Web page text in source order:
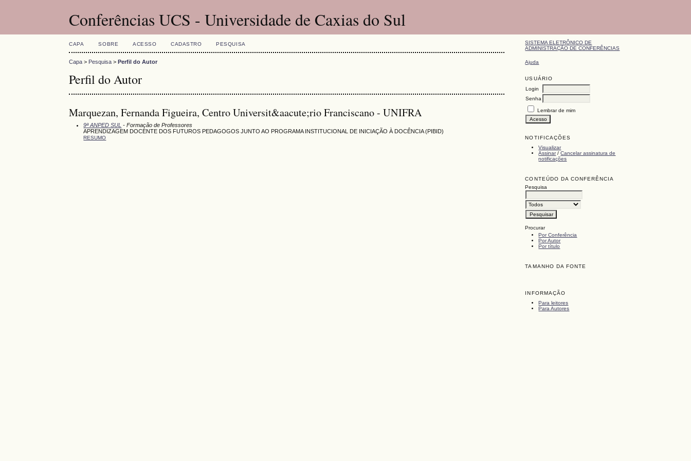
Conferências UCS - Universidade de Caxias do Sul
SISTEMA ELETRÔNICO DE
ADMINISTRAÇÃO DE CONFERÊNCIAS
Ajuda
USUÁRIO
Login
Senha
Lembrar de mim
NOTIFICAÇÕES
Visualizar
Assinar/Cancelar assinatura de
notificações
CONTEÚDO DA CONFERÊNCIA
Pesquisa
Procurar
Por Conferência
Por Autor
Por título
TAMANHO DA FONTE
INFORMAÇÃO
Para leitores
Para Autores
CAPA SOBRE ACESSO CADASTRO PESQUISA
Capa > Pesquisa >Perfil do Autor
Perfil do Autor
Marquezan, Fernanda Figueira, Centro Universit&aacute;rio Franciscano - UNIFRA
9ª ANPED SUL - Formação de Professores
APRENDIZAGEM DOCENTE DOS FUTUROS PEDAGOGOS JUNTO AO PROGRAMA INSTITUCIONAL DE INICIAÇÃO À DOCÊNCIA (PIBID)
RESUMO